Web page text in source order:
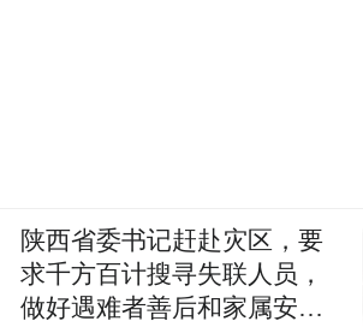
陕西省委书记赶赴灾区，要
求千方百计搜寻失联人员，
做好遇难者善后和家属安抚